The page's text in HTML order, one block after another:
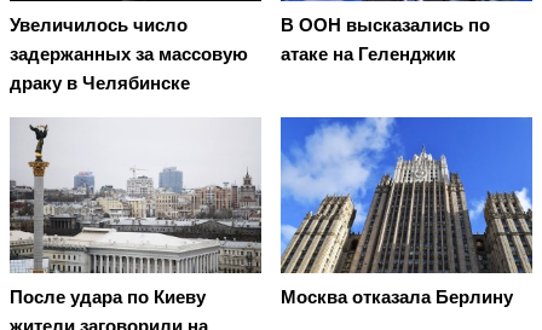
Увеличилось число
задержанных за массовую
драку в Челябинске
В ООН высказались по
атаке на Геленджик
После удара по Киеву
жители заговорили на
Москва отказала Берлину